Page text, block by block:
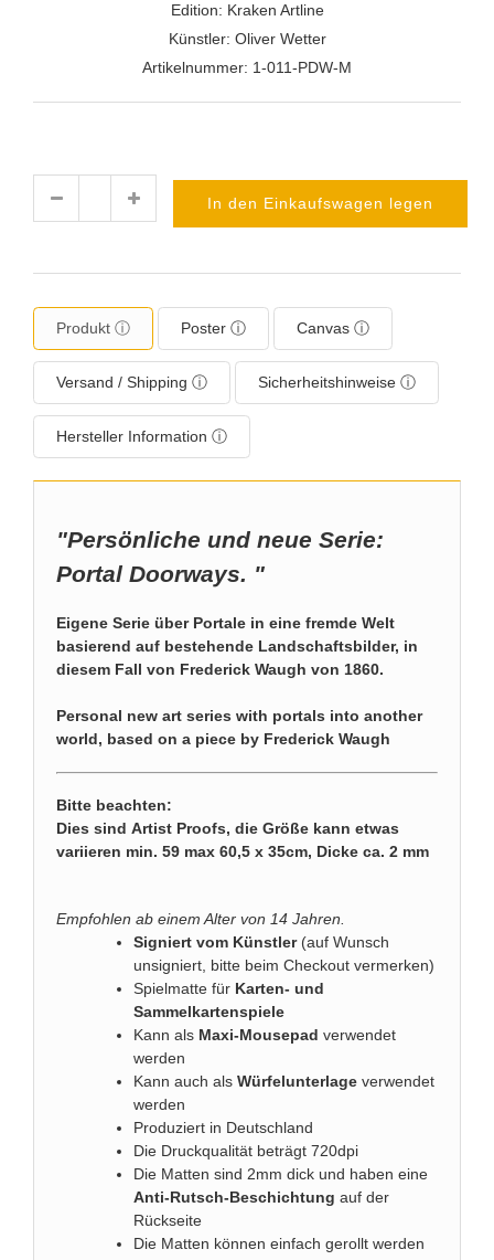
Edition: Kraken Artline
Künstler: Oliver Wetter
Artikelnummer: 1-011-PDW-M
In den Einkaufswagen legen
Produkt ⓘ Poster ⓘ Canvas ⓘ
Versand / Shipping ⓘ Sicherheitshinweise ⓘ
Hersteller Information ⓘ
"Persönliche und neue Serie:
Portal Doorways. "
Eigene Serie über Portale in eine fremde Welt
basierend auf bestehende Landschaftsbilder, in
diesem Fall von Frederick Waugh von 1860.
Personal new art series with portals into another
world, based on a piece by Frederick Waugh
Bitte beachten:
Dies sind Artist Proofs, die Größe kann etwas
variieren min. 59 max 60,5 x 35cm, Dicke ca. 2 mm
Empfohlen ab einem Alter von 14 Jahren.
Signiert vom Künstler(auf Wunsch
unsigniert, bitte beim Checkout vermerken)
Spielmatte für Karten- und
Sammelkartenspiele
Kann als Maxi-Mousepad verwendet
werden
Kann auch als Würfelunterlage verwendet
werden
Produziert in Deutschland
Die Druckqualität beträgt 720dpi
Die Matten sind 2mm dick und haben eine
Anti-Rutsch-Beschichtung auf der
Rückseite
Die Matten können einfach gerollt werden